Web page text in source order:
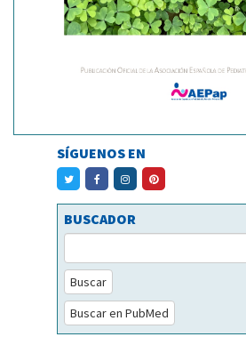
SÍGUENOS EN
BUSCADOR
Buscar
Buscar en PubMed